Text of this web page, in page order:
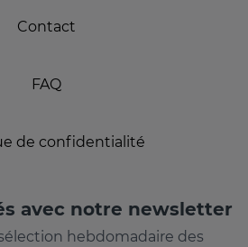
Contact
FAQ
de confidentialité
avec notre newsletter
hebdomadaire des